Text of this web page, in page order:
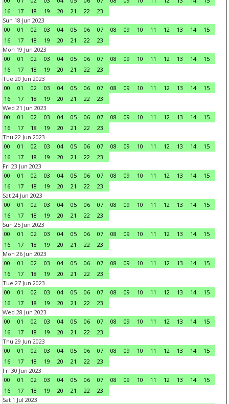
16
17 18 19 20 21 22
23
Sun 18 Jun 2023
00
01 02 03 04 05 06 07 08 09 10 11 12 13 14
15
16
17 18 19 20 21 22
23
Mon 19 Jun 2023
00
01 02 03 04 05 06 07 08 09 10 11 12 13 14
15
16
17 18 19 20 21 22
23
Tue 20 Jun 2023
00
01 02 03 04 05 06 07 08 09 10 11 12 13 14
15
16
17 18 19 20 21 22
23
Wed 21 Jun 2023
00
01 02 03 04 05 06 07 08 09 10 11 12 13 14
15
16
17 18 19 20 21 22
23
Thu 22 Jun 2023
00
01 02 03 04 05 06 07 08 09 10 11 12 13 14
15
16
17 18 19 20 21 22
23
Fri 23 Jun 2023
00
01 02 03 04 05 06 07 08 09 10 11 12 13 14
15
16
17 18 19 20 21 22
23
Sat 24 Jun 2023
00
01 02 03 04 05 06 07 08 09 10 11 12 13 14
15
16
17 18 19 20 21 22
23
Sun 25 Jun 2023
00
01 02 03 04 05 06 07 08 09 10 11 12 13 14
15
16
17 18 19 20 21 22
23
Mon 26 Jun 2023
00
01 02 03 04 05 06 07 08 09 10 11 12 13 14
15
16
17 18 19 20 21 22
23
Tue 27 Jun 2023
00
01 02 03 04 05 06 07 08 09 10 11 12 13 14
15
16
17 18 19 20 21 22
23
Wed 28 Jun 2023
00
01 02 03 04 05 06 07 08 09 10 11 12 13 14
15
16
17 18 19 20 21 22
23
Thu 29 Jun 2023
00
01 02 03 04 05 06 07 08 09 10 11 12 13 14
15
16
17 18 19 20 21 22
23
Fri 30 Jun 2023
00
01 02 03 04 05 06 07 08 09 10 11 12 13 14
15
16
17 18 19 20 21 22
23
Sat 1 Jul 2023